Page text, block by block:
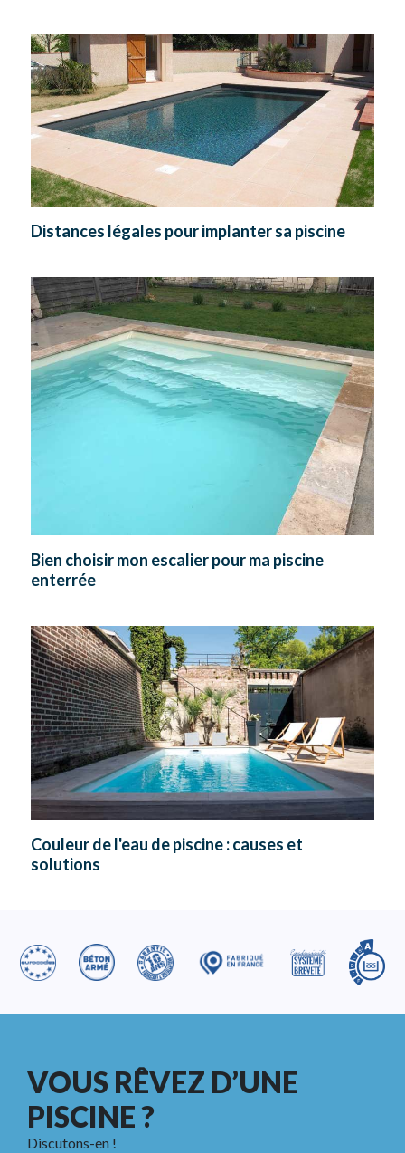
Distances légales pour implanter sa piscine
Bien choisir mon escalier pour ma piscine
enterrée
Couleur de l'eau de piscine : causes et
solutions
VOUS RÊVEZ D’UNE
PISCINE ?
Discutons-en !